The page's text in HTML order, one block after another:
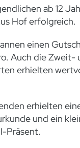
ab 12
Hof erfolgreich.
einen
Auch die Zweit-
erhielten
erhielten
und ein
Präsent.